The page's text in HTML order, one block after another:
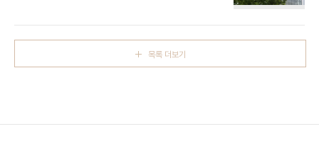
………… https://www.joynews24.com/view/1729474 [조
가 입혀진다. 사옥 래핑 아이디어는 물론 문구까지 멤
목록 더보기